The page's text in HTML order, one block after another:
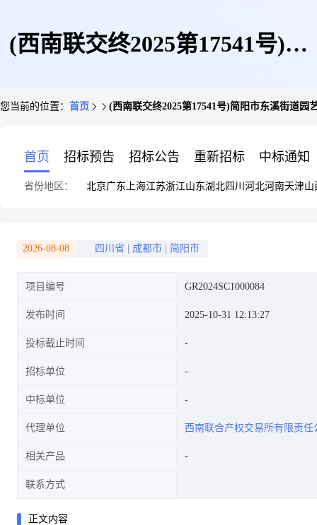
(西南联交终2025第17541号)简
您当前的位置： 首页 (西南联交终2025第17541号)简阳市东溪街道园
首页 招标预告 招标公告 重新招标 中标通知
省份地区： 北京广东 上海江苏浙江山东湖北四川 河北河南天津山
2026-08-08 四川省 成都市 简阳市
项目编号 GR2024SC1000084
发布时间 2025-10-31 12:13:27
投标截止时间
招标单位
中标单位
代理单位 西南联合产权交易所有限责任
相关产品
联系方式
正文内容